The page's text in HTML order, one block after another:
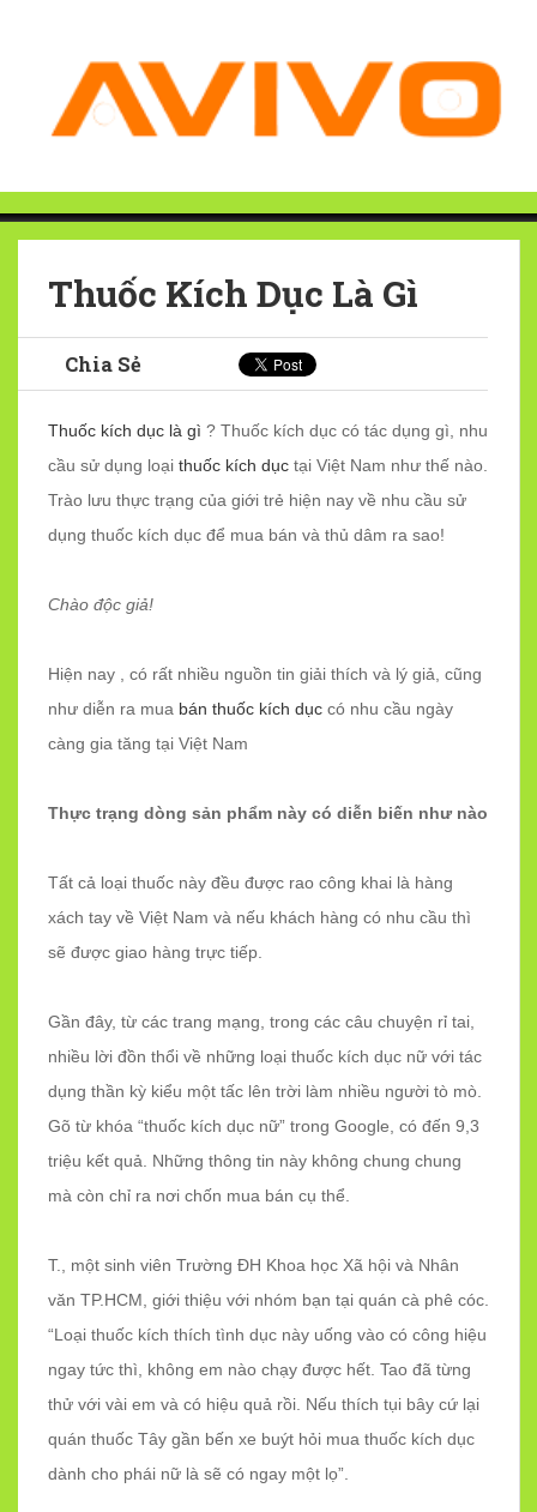
Thuốc Kích Dục Là Gì
Chia Sẻ
Thuốc kích dục là gì ? Thuốc kích dục có tác dụng gì, nhu
cầu sử dụng loại thuốc kích dục tại Việt Nam như thế nào.
Trào lưu thực trạng của giới trẻ hiện nay về nhu cầu sử
dụng thuốc kích dục để mua bán và thủ dâm ra sao!
Chào độc giả!
Hiện nay , có rất nhiều nguồn tin giải thích và lý giả, cũng
như diễn ra mua bán thuốc kích dục có nhu cầu ngày
càng gia tăng tại Việt Nam
Thực trạng dòng sản phẩm này có diễn biến như nào
Tất cả loại thuốc này đều được rao công khai là hàng
xách tay về Việt Nam và nếu khách hàng có nhu cầu thì
sẽ được giao hàng trực tiếp.
Gần đây, từ các trang mạng, trong các câu chuyện rỉ tai,
nhiều lời đồn thổi về những loại thuốc kích dục nữ với tác
dụng thần kỳ kiểu một tấc lên trời làm nhiều người tò mò.
Gõ từ khóa “thuốc kích dục nữ” trong Google, có đến 9,3
triệu kết quả. Những thông tin này không chung chung
mà còn chỉ ra nơi chốn mua bán cụ thể.
T., một sinh viên Trường ĐH Khoa học Xã hội và Nhân
văn TP.HCM, giới thiệu với nhóm bạn tại quán cà phê cóc.
“Loại thuốc kích thích tình dục này uống vào có công hiệu
ngay tức thì, không em nào chạy được hết. Tao đã từng
thử với vài em và có hiệu quả rồi. Nếu thích tụi bây cứ lại
quán thuốc Tây gần bến xe buýt hỏi mua thuốc kích dục
dành cho phái nữ là sẽ có ngay một lọ”.